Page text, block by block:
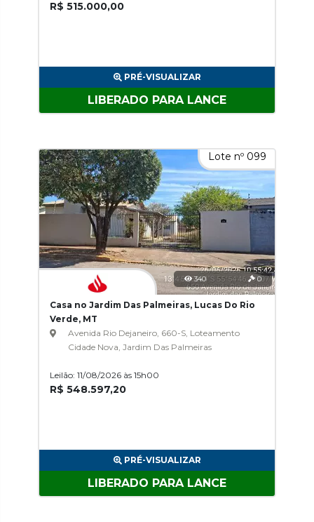
R$ 515.000,00
PRÉ-VISUALIZAR
LIBERADO PARA LANCE
Lote nº 099
340 0
Casa no Jardim Das Palmeiras, Lucas Do Rio
Verde, MT
Avenida Rio Dejaneiro, 660-S, Loteamento
Cidade Nova, Jardim Das Palmeiras
Leilão: 11/08/2026 às 15h00
R$ 548.597,20
PRÉ-VISUALIZAR
LIBERADO PARA LANCE